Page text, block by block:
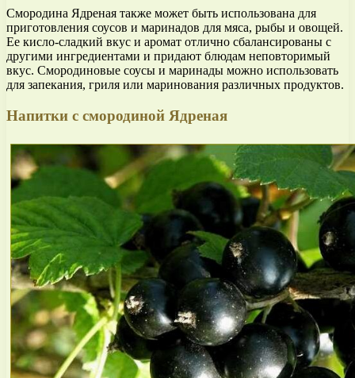
Смородина Ядреная также может быть использована для
приготовления соусов и маринадов для мяса, рыбы и овощей.
Ее кисло-сладкий вкус и аромат отлично сбалансированы с
другими ингредиентами и придают блюдам неповторимый
вкус. Смородиновые соусы и маринады можно использовать
для запекания, гриля или маринования различных продуктов.
Напитки с смородиной Ядреная